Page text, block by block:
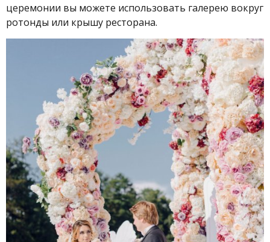
церемонии вы можете использовать галерею вокруг
ротонды или крышу ресторана.